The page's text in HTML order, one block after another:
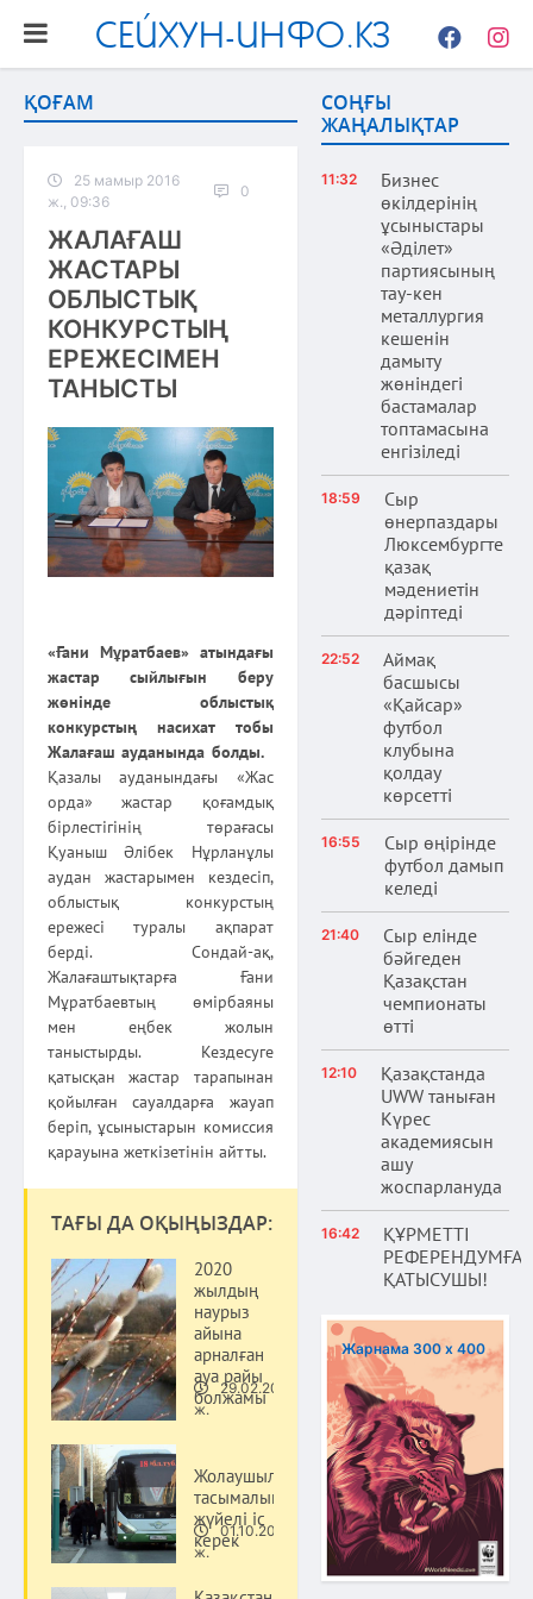
СЕЙХУН-ИНФО.КЗ
Facebook
ҚОҒАМ
25 мамыр 2016
ж., 09:36
0
ЖАЛАҒАШ
ЖАСТАРЫ
ОБЛЫСТЫҚ
КОНКУРСТЫҢ
ЕРЕЖЕСІМЕН
ТАНЫСТЫ
«Ғани Мұратбаев» атындағы
жастар сыйлығын беру
жөнінде облыстық
конкурстың насиxат тобы
Жалағаш ауданында болды.
Қазалы ауданындағы «Жас
орда» жастар қоғамдық
бірлестігінің төрағасы
Қуаныш Әлібек Нұрланұлы
аудан жастарымен кездесіп,
облыстық конкурстың
ережесі туралы ақпарат
берді. Сондай-ақ,
Жалағаштықтарға Ғани
Мұратбаевтың өмірбаяны
мен еңбек жолын
таныстырды. Кездесуге
қатысқан жастар тарапынан
қойылған сауалдарға жауап
беріп, ұсыныстарын комиссия
қарауына жеткізетінін айтты.
ТАҒЫ ДА ОҚЫҢЫЗДАР:
2020
жылдың
наурыз
айына
арналған
ауа райы
болжамы
29.02.20
ж.
Қоғам
Жолаушылар
тасымалында
жүйелі іс
керек01.10.20
ж.
Қоғам
СОҢҒЫ
ЖАҢАЛЫҚТАР
11:32
Бизнес
өкілдерінің
ұсыныстары
«Әділет»
партиясының
тау-кен
металлургия
кешенін
дамыту
жөніндегі
бастамалар
топтамасына
енгізіледі
18:59
Сыр
өнерпаздары
Люксембургте
қазақ
мәдениетін
дәріптеді
22:52
Аймақ
басшысы
«Қайсар»
футбол
клубына
қолдау
көрсетті
16:55
Сыр өңірінде
футбол дамып
келеді
21:40
Сыр елінде
бәйгеден
Қазақстан
чемпионаты
өтті
12:10
Қазақстанда
UWW таныған
Күрес
академиясын
ашу
жоспарлануда
16:42
ҚҰРМЕТТІ
РЕФЕРЕНДУМҒА
ҚАТЫСУШЫ!
Жарнама 300 х 400